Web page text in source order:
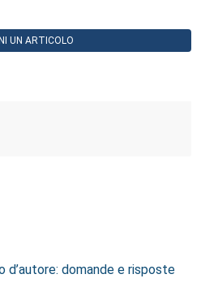
UN ARTICOLO
domande e risposte